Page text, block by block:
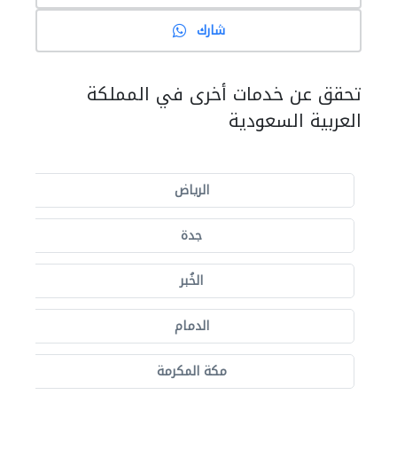
شارك
تحقق عن خدمات أخرى في المملكة
العربية السعودية
الرياض
جدة
الخُبر
الدمام
مكة المكرمة